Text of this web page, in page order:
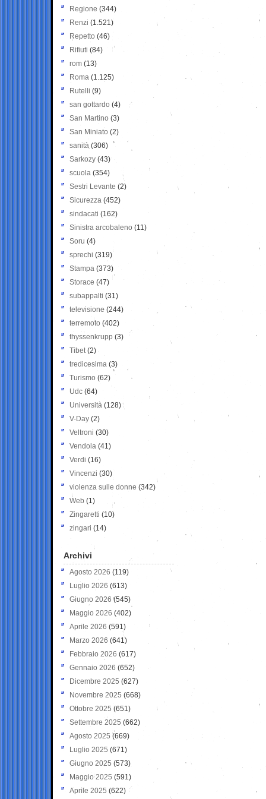
Regione (344)
Renzi (1.521)
Repetto (46)
Rifiuti (84)
rom (13)
Roma (1.125)
Rutelli (9)
san gottardo (4)
San Martino (3)
San Miniato (2)
sanità (306)
Sarkozy (43)
scuola (354)
Sestri Levante (2)
Sicurezza (452)
sindacati (162)
Sinistra arcobaleno (11)
Soru (4)
sprechi (319)
Stampa (373)
Storace (47)
subappalti (31)
televisione(244)
terremoto (402)
thyssenkrupp (3)
Tibet(2)
tredicesima (3)
Turismo (62)
Udc (64)
Università (128)
V-Day (2)
Veltroni (30)
Vendola (41)
Verdi (16)
Vincenzi (30)
violenza sulle donne (342)
Web (1)
Zingaretti (10)
zingari (14)
Archivi
Agosto 2026 (119)
Luglio 2026 (613)
Giugno 2026 (545)
Maggio 2026 (402)
Aprile 2026 (591)
Marzo 2026 (641)
Febbraio 2026 (617)
Gennaio 2026 (652)
Dicembre 2025 (627)
Novembre 2025 (668)
Ottobre 2025 (651)
Settembre 2025 (662)
Agosto 2025 (669)
Luglio 2025 (671)
Giugno 2025 (573)
Maggio 2025 (591)
Aprile 2025 (622)